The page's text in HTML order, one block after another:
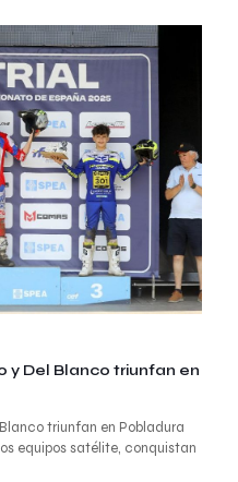
y Del Blanco triunfan en
triunfan en Pobladura
equipos satélite, conquistan